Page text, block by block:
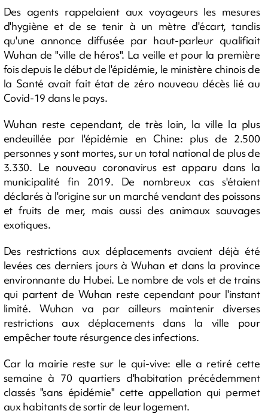
Des agents rappelaient aux voyageurs les mesures
d'hygiène et de se tenir à un mètre d'écart, tandis
qu'une annonce diffusée par haut-parleur qualifiait
Wuhan de "ville de héros". La veille et pour la première
fois depuis le début de l'épidémie, le ministère chinois de
la Santé avait fait état de zéro nouveau décès lié au
Covid-19 dans le pays.
Wuhan reste cependant, de très loin, la ville la plus
endeuillée par l'épidémie en Chine: plus de 2.500
personnes y sont mortes, sur un total national de plus de
3.330. Le nouveau coronavirus est apparu dans la
municipalité fin 2019. De nombreux cas s'étaient
déclarés à l'origine sur un marché vendant des poissons
et fruits de mer, mais aussi des animaux sauvages
exotiques.
Des restrictions aux déplacements avaient déjà été
levées ces derniers jours à Wuhan et dans la province
environnante du Hubei. Le nombre de vols et de trains
qui partent de Wuhan reste cependant pour l'instant
limité. Wuhan va par ailleurs maintenir diverses
restrictions aux déplacements dans la ville pour
empêcher toute résurgence des infections.
Car la mairie reste sur le qui-vive: elle a retiré cette
semaine à 70 quartiers d'habitation précédemment
classés "sans épidémie" cette appellation qui permet
aux habitants de sortir de leur logement.